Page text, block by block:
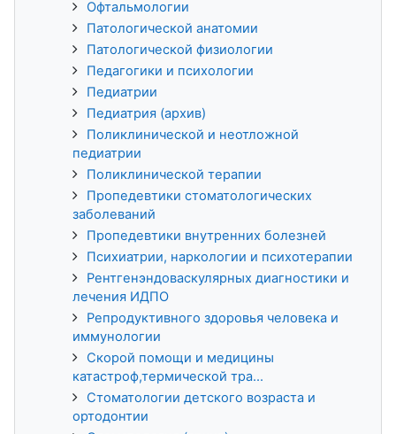
Офтальмологии
Патологической анатомии
Патологической физиологии
Педагогики и психологии
Педиатрии
Педиатрия (архив)
Поликлинической и неотложной
педиатрии
Поликлинической терапии
Пропедевтики стоматологических
заболеваний
Пропедевтики внутренних болезней
Психиатрии, наркологии и психотерапии
Рентгенэндоваскулярных диагностики и
лечения ИДПО
Репродуктивного здоровья человека и
иммунологии
Скорой помощи и медицины
катастроф,термической тра...
Стоматологии детского возраста и
ортодонтии